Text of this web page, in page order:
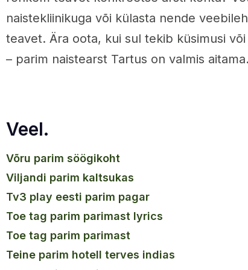
naistekliinikuga või külasta nende
teavet. Ära oota, kui sul tekib küsimusi
– parim naistearst Tartus on valmis aitama.
Veel.
võru parim söögikoht
viljandi parim kaltsukas
tv3 play eesti parim pagar
toe tag parim parimast lyrics
toe tag parim parimast
teine parim hotell terves indias